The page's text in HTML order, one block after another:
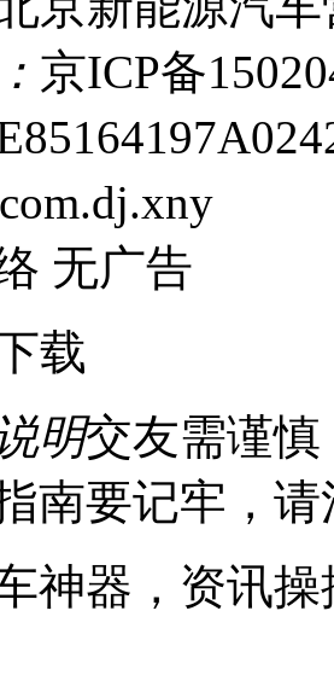
京ICP备
com.dj.xny
无广告
载
明交友需谨
南要记牢，
神器，资讯